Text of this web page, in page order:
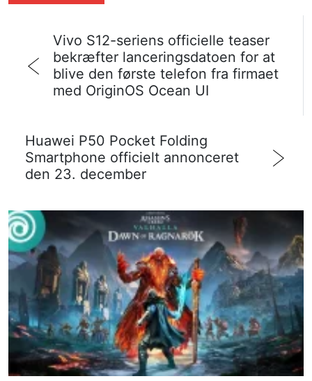
Vivo S12-seriens officielle teaser
bekræfter lanceringsdatoen for at
blive den første telefon fra firmaet
med OriginOS Ocean UI
Huawei P50 Pocket Folding
Smartphone officielt annonceret
den 23. december